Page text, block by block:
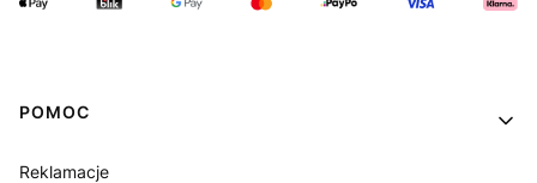
Linki w stopce
POMOC
Reklamacje